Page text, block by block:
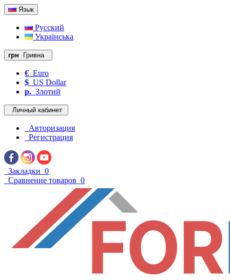
Язык
Русский
Українська
грн Гривна
€ Euro
$ US Dollar
р. Злотий
Личный кабинет
Авторизация
Регистрация
Закладки 0
Сравнение товаров 0